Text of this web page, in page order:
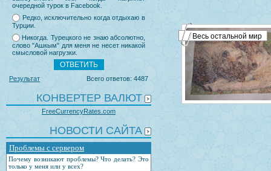
очередной турок в Facebook.
Редко, исключительно когда отдыхаю в
Турции.
Никогда. Турецкого не знаю абсолютно,
слово "Ашкым" для меня не несет никакой
смысловой нагрузки.
Результат Всего ответов: 4487
КОНВЕРТЕР ВАЛЮТ
FreeCurrencyRates.com
НОВОСТИ САЙТА
Проблемы с сервером
Почему возникают проблемы? Что делать? Это
только у меня или у всех?
Весь остальной мир